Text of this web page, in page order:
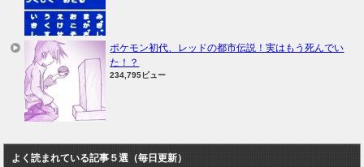
ポケモン初代、レッドの都市伝説！実はもう死んでい
た！？
234,795ビュー
よく読まれている記事５選（毎日更新）